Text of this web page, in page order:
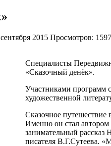
2015 Просмотров: 1597
Специалисты
«Сказочный денёк».
Участниками программ
художественной
Сказочное путешествие
Именно он стал
занимательный рассказ
писателя В.Г.Сутеева.